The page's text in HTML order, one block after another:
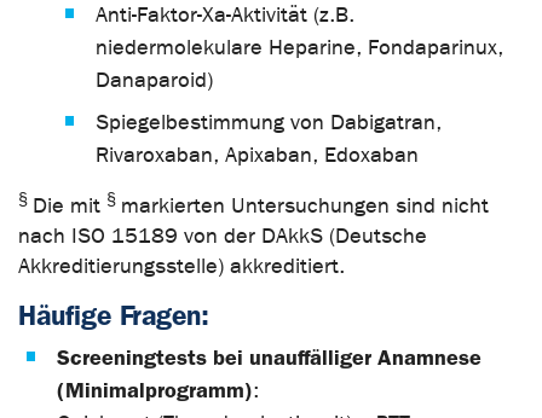
Anti-Faktor-Xa-Aktivität (z.B.
niedermolekulare Heparine, Fondaparinux,
Danaparoid)
Spiegelbestimmung von Dabigatran,
Rivaroxaban, Apixaban, Edoxaban
§ Die mit § markierten Untersuchungen sind nicht
nach ISO 15189 von der DAkkS (Deutsche
Akkreditierungsstelle) akkreditiert.
Häufige Fragen:
Screeningtests bei unauffälliger Anamnese
(Minimalprogramm):